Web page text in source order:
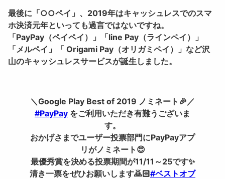
最後に「○○ペイ」、2019年はキャッシュレスでのスマ
ホ決済元年といっても過言ではないですね。
「PayPay（ペイペイ）」「line Pay（ラインペイ）」
「メルペイ」「 Origami Pay（オリガミペイ）」など沢
山のキャッシュレスサービスが誕生しました。
＼Google Play Best of 2019 ノミネート🎉／
#PayPay をご利用いただき有難うございま
す。
おかげさまでユーザー投票部門にPayPayアプ
リがノミネート😍
最優秀賞を決める投票期間が11/11～25です✨
清き一票をぜひお願いします🙇🏻#ベストオブ